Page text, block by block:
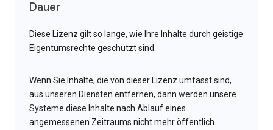
Dauer
Diese Lizenz gilt so lange, wie Ihre Inhalte durch geistige
Eigentumsrechte geschützt sind.
Wenn Sie Inhalte, die von dieser Lizenz umfasst sind,
aus unseren Diensten entfernen, dann werden unsere
Systeme diese Inhalte nach Ablauf eines
angemessenen Zeitraums nicht mehr öffentlich